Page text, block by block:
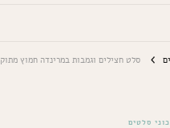
סלט חצילים וגמבות במרינדה חמוץ מתוק
סלטים